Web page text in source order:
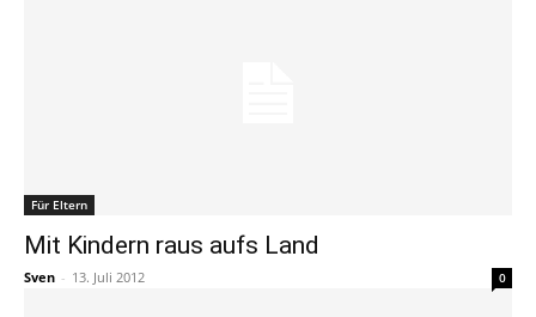
Für Eltern
Mit Kindern raus aufs Land
Sven - 13. Juli 2012 0